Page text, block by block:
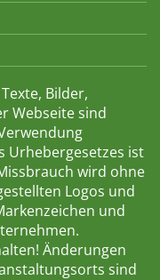
Bilder,
Webseite sind
Urhebergesetzes ist
wird ohne
Logos und
und
Änderungen
sind